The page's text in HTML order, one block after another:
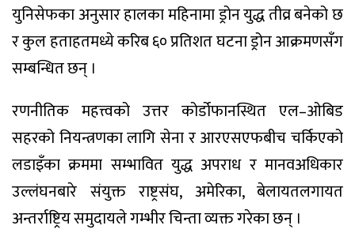
युनिसेफका अनुसार हालका महिनामा ड्रोन युद्ध तीव्र बनेको छ
र कुल हताहतमध्ये करिब ६० प्रतिशत घटना ड्रोन आक्रमणसँग
सम्बन्धित छन् ।
रणनीतिक महत्त्वको उत्तर कोर्डोफानस्थित एल–ओबिड
सहरको नियन्त्रणका लागि सेना र आरएसएफबीच चर्किएको
लडाइँका क्रममा सम्भावित युद्ध अपराध र मानवअधिकार
उल्लंघनबारे संयुक्त राष्ट्रसंघ, अमेरिका, बेलायतलगायत
अन्तर्राष्ट्रिय समुदायले गम्भीर चिन्ता व्यक्त गरेका छन् ।